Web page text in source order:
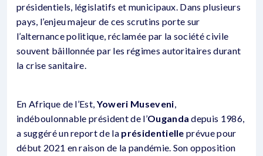
présidentiels, législatifs et municipaux. Dans plusieurs
pays, l’enjeu majeur de ces scrutins porte sur
l’alternance politique, réclamée par la société civile
souvent bâillonnée par les régimes autoritaires durant
la crise sanitaire.
En Afrique de l’Est, Yoweri Museveni,
indéboulonnable président de l’Ouganda depuis 1986,
a suggéré un report de la présidentielle prévue pour
début 2021 en raison de la pandémie. Son opposition